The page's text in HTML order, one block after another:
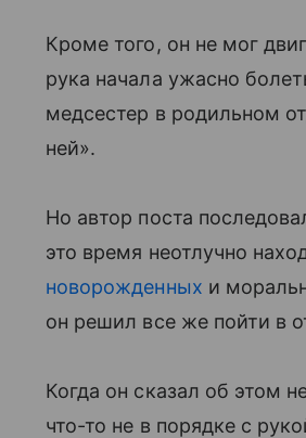
Кроме того, он не мог
рука начала ужасно
медсестер в родильном
ней».
Но автор поста
это время неотлучно
новорожденных и
он решил все же пойти в
Когда он сказал об этом
что-то не в порядке с